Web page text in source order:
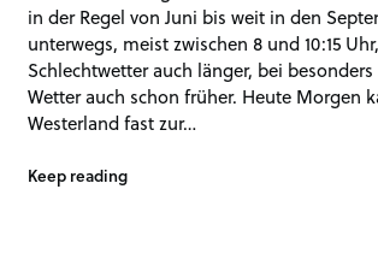
in der Regel von Juni bis weit in den
unterwegs, meist zwischen 8 und 10:15
Schlechtwetter auch länger, bei
Wetter auch schon früher. Heute Morgen
Westerland fast zur…
Keep reading